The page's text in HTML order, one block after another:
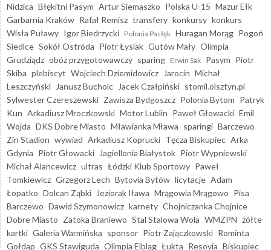
Nidzica Błękitni Pasym Artur Siemaszko Polska U-15 Mazur Ełk
Garbarnia Kraków Rafał Remisz transfery konkursy konkurs
Wisła Puławy Igor Biedrzycki Polonia Pasłęk Huragan Morąg Pogoń
Siedlce Sokół Ostróda Piotr Łysiak Gutów Mały Olimpia
Grudziądz obóz przygotowawczy sparing Erwin Sak Pasym Piotr
Skiba plebiscyt Wojciech Dziemidowicz Jarocin Michał
Leszczyński
Janusz Bucholc Jacek Czałpiński stomil.olsztyn.pl
Sylwester Czereszewski Zawisza Bydgoszcz Polonia Bytom Patryk
Kun Arkadiusz Mroczkowski Motor Lublin Paweł Głowacki Emil
Wojda DKS Dobre Miasto Mławianka Mława sparingi Barczewo
Zin Stadion wywiad Arkadiusz Koprucki Tęcza Biskupiec Arka
Gdynia Piotr Głowacki Jagiellonia Białystok Piotr Wypniewski
Michał Alancewicz ultras Łódzki Klub Sportowy Paweł
Tomkiewicz Grzegorz Lech Bytovia Bytów licytacje Adam
Łopatko Dolcan Ząbki Jeziorak Iława Mrągowia Mrągowo Pisa
Barczewo Dawid Szymonowicz karnety Chojniczanka Chojnice
Dobre Miasto Zatoka Braniewo Stal Stalowa Wola WMZPN żółte
kartki Galeria Warmińska sponsor Piotr Zajączkowski Rominta
Gołdap GKS Stawiguda Olimpia Elbląg Łukta Resovia Biskupiec